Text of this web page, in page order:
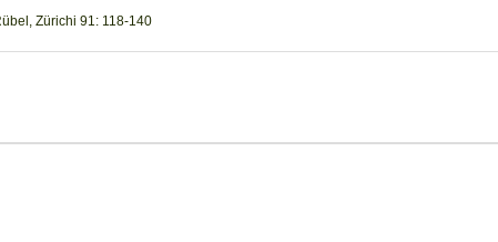
Zürichi 91: 118-140